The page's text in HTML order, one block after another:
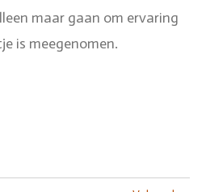
maar gaan om ervaring
is meegenomen.